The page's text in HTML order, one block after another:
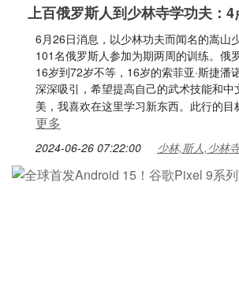
上百俄罗斯人到少林寺学功夫：
6月26日消息，以少林功夫而闻名的嵩山
101名俄罗斯人参加为期两周的训练。俄
16岁到72岁不等，16岁的索菲亚·斯捷潘
深深吸引，希望提高自己的武术技能和中
美，我喜欢在这里学习新东西。此行的目
更多
2024-06-26 07:22:00 少林,斯人,少林